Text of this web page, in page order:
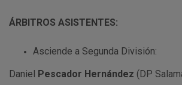
ÁRBITROS ASISTENTES:
Asciende a Segunda División:
Daniel Pescador Hernández (DP